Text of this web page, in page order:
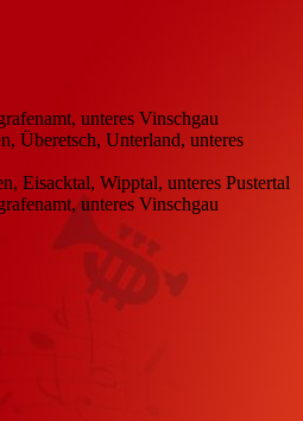
unteres Vinschgau
Überetsch, Unterland, unteres
Eisacktal, Wipptal, unteres Pustertal
unteres Vinschgau